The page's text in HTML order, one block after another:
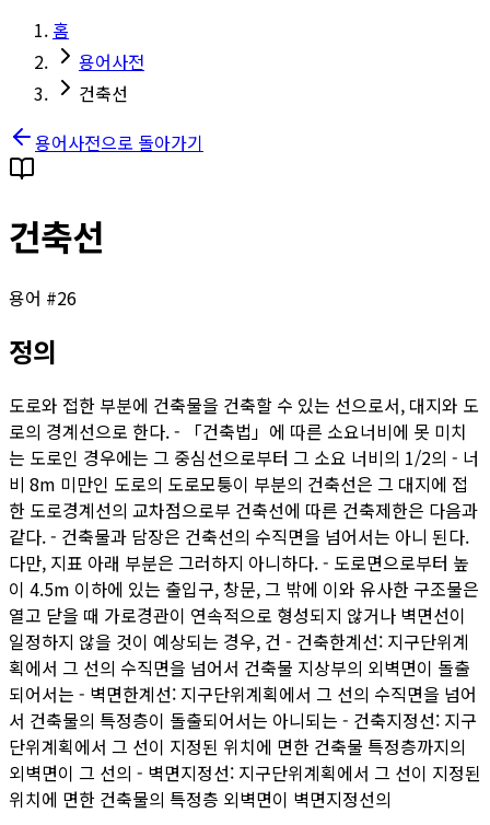
홈
용어사전
건축선
용어사전으로 돌아가기
건축선
용어 #26
정의
도로와 접한 부분에 건축물을 건축할 수 있는 선으로서, 대지와 도
로의 경계선으로 한다. - 「건축법」에 따른 소요너비에 못 미치
는 도로인 경우에는 그 중심선으로부터 그 소요 너비의 1/2의 - 너
비 8m 미만인 도로의 도로모퉁이 부분의 건축선은 그 대지에 접
한 도로경계선의 교차점으로부 건축선에 따른 건축제한은 다음과
같다. - 건축물과 담장은 건축선의 수직면을 넘어서는 아니 된다.
다만, 지표 아래 부분은 그러하지 아니하다. - 도로면으로부터 높
이 4.5m 이하에 있는 출입구, 창문, 그 밖에 이와 유사한 구조물은
열고 닫을 때 가로경관이 연속적으로 형성되지 않거나 벽면선이
일정하지 않을 것이 예상되는 경우, 건 - 건축한계선: 지구단위계
획에서 그 선의 수직면을 넘어서 건축물 지상부의 외벽면이 돌출
되어서는 - 벽면한계선: 지구단위계획에서 그 선의 수직면을 넘어
서 건축물의 특정층이 돌출되어서는 아니되는 - 건축지정선: 지구
단위계획에서 그 선이 지정된 위치에 면한 건축물 특정층까지의
외벽면이 그 선의 - 벽면지정선: 지구단위계획에서 그 선이 지정된
위치에 면한 건축물의 특정층 외벽면이 벽면지정선의